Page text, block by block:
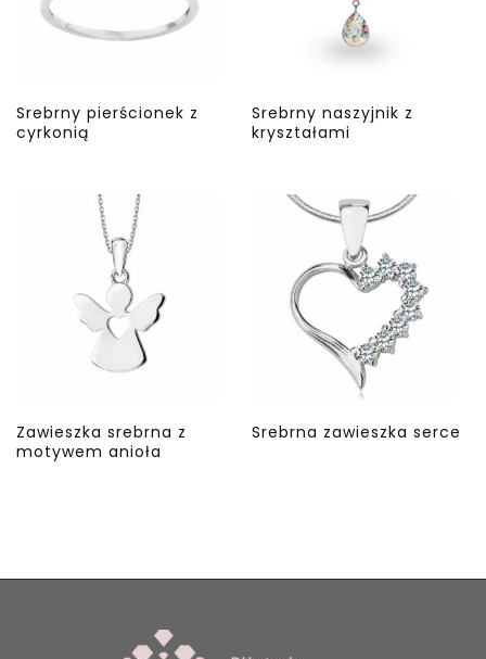
Srebrny pierścionek z
cyrkonią
Srebrny naszyjnik z
kryształami
Zawieszka srebrna z
motywem anioła
Srebrna zawieszka serce